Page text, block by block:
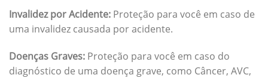
Invalidez por Acidente: Proteção para você em caso de
uma invalidez causada por acidente.
Doenças Graves: Proteção para você em caso do
diagnóstico de uma doença grave, como Câncer, AVC,